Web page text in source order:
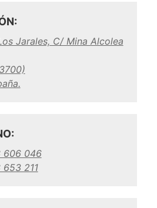
Jarales, C/ Mina Alcolea
606 046
211